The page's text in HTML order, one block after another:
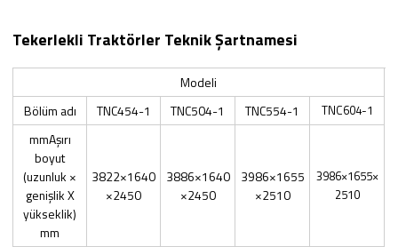
Tekerlekli Traktörler Teknik Şartnamesi
Modeli
Bölüm adı
TNC454-1 TNC504-1 TNC554-1 TNC604-1
mmAşırı
boyut
(uzunluk ×
genişlik X
yükseklik)
mm
3822×1640
×2450
3886×1640
×2450
3986×1655
×2510
3986×1655×
2510